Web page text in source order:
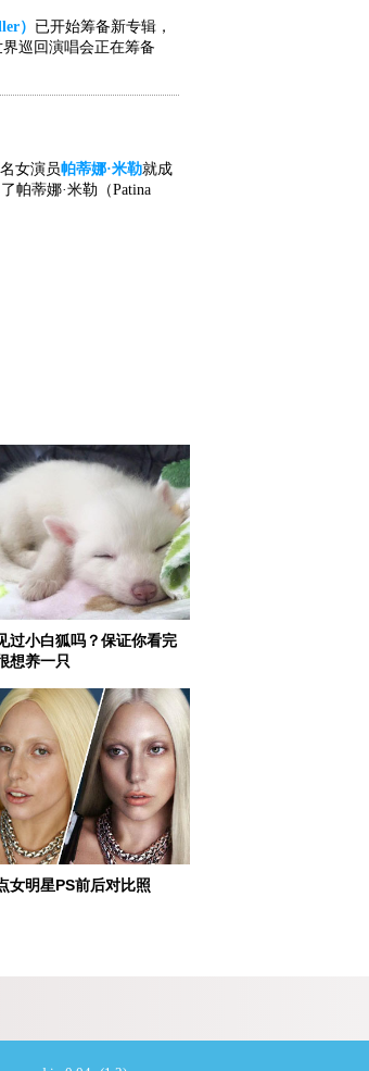
） 已开始筹备新专辑，
巡回演唱会正在筹备
女演员帕蒂娜·米勒就成
帕蒂娜·米勒（Patina
过小白狐吗？保证你看完
想养一只
女明星PS前后对比照